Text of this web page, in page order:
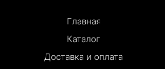
Главная
Каталог
Доставка и оплата